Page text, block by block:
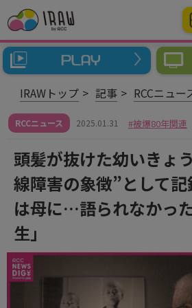
IRAWトップ 記事 RCCニュー
RCCニュース 2025.01.31 被爆80年関連
頭髪が抜けた幼いき
線障害の象徴”として
は母に…語られなかっ
生」